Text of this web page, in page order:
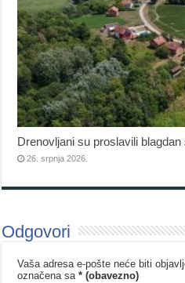
Drenovljani su proslavili
26. srpnja 2026.
Odgovori
Vaša adresa e-pošte neće biti
označena sa* (obavezno)